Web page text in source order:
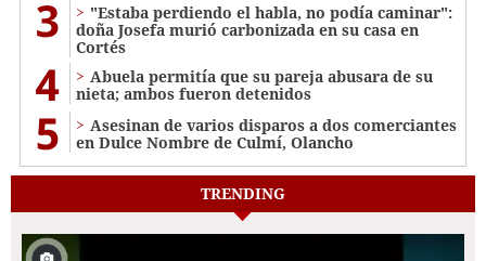
3
"Estaba perdiendo el habla, no podía caminar":
doña Josefa murió carbonizada en su casa en
Cortés
4
Abuela permitía que su pareja abusara de su
nieta; ambos fueron detenidos
5
Asesinan de varios disparos a dos comerciantes
en Dulce Nombre de Culmí, Olancho
TRENDING